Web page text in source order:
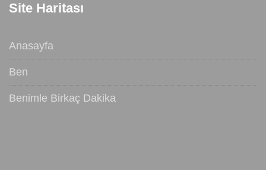
Site Haritası
Anasayfa
Ben
Benimle Birkaç Dakika